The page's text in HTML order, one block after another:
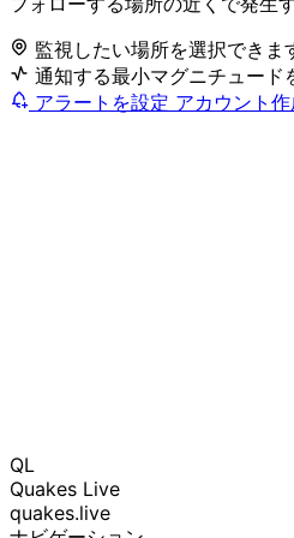
監視したい場所を選択できま
通知する最小マグニチュード
アラートを設定 アカウント
QL
Quakes Live
quakes.live